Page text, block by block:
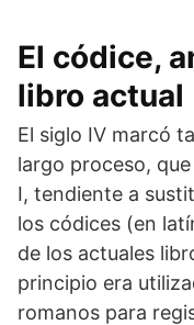
El códice,
libro actual
El siglo IV marcó
largo proceso,
I, tendiente a
los códices (en
de los actuales
principio era
romanos para